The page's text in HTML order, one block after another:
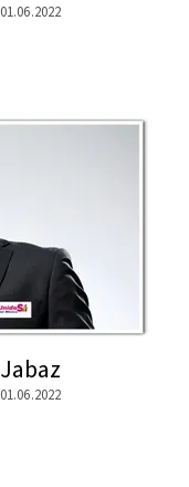
01.06.2022
Jabaz
01.06.2022